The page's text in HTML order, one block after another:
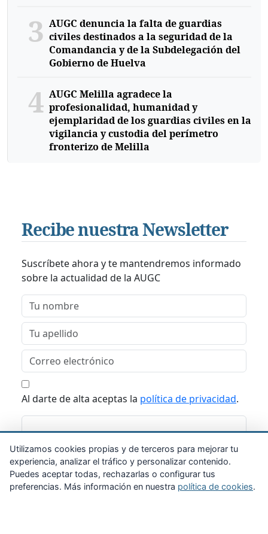
3 AUGC denuncia la falta de guardias
civiles destinados a la seguridad de la
Comandancia y de la Subdelegación del
Gobierno de Huelva
4 AUGC Melilla agradece la
profesionalidad, humanidad y
ejemplaridad de los guardias civiles en la
vigilancia y custodia del perímetro
fronterizo de Melilla
Recibe nuestra Newsletter
Suscríbete ahora y te mantendremos informado
sobre la actualidad de la AUGC
Al darte de alta aceptas la política de privacidad.
Suscribirme
Utilizamos cookies propias y de terceros para mejorar tu
experiencia, analizar el tráfico y personalizar contenido.
Puedes aceptar todas, rechazarlas o configurar tus
preferencias. Más información en nuestra política de cookies.